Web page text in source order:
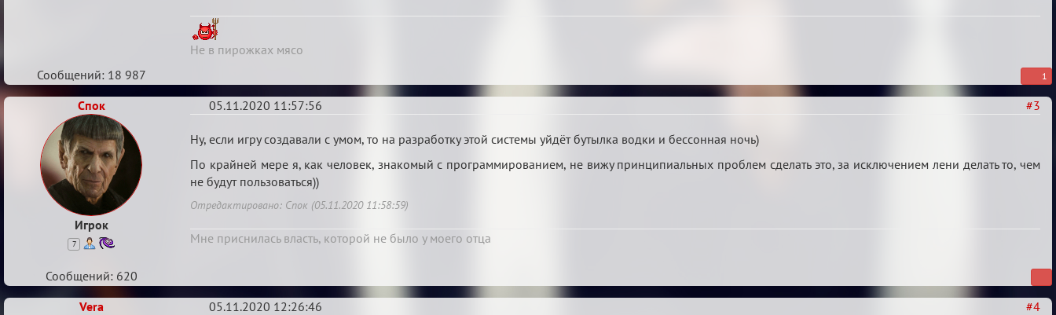
Не в пирожках мясо
Сообщений: 18 987
1
Спок
Игрок
7
#3
05.11.2020 11:57:56
Re:
Партии
без
внутриигровой
Ну, если игру создавали с умом, то на разработку этой системы уйдёт бутылка водки и бессонная ночь)
По крайней мере я, как человек, знакомый с программированием, не вижу принципиальных проблем сделать это, за исключением лени делать то, чем
не будут пользоваться))
Отредактировано: Спок (05.11.2020 11:58:59)
Мне приснилась власть, которой не было у моего отца
Сообщений: 620
Vera
#4
05.11.2020 12:26:46